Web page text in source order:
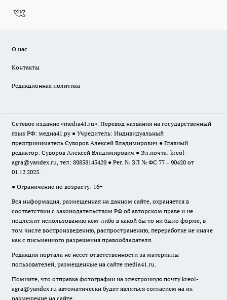
О нас
Контакты
Редакционная политика
Сетевое издание «media41.ru». Перевод названия на государственный
язык РФ: медиа41.ру ● Учредитель: Индивидуальный
предприниматель Суворов Алексей Владимирович ● Главный
редактор: Суворов Алексей Владимирович ● Эл.почта: kreol-
agra@yandex.ru, тел: 89858143429 ● Рег. № ЭЛ № ФС 77 – 90420 от
01.12.2025.
● Ограничение по возрасту: 16+
Вся информация, размещенная на данном сайте, охраняется в
соответствии с законодательством РФ об авторском праве и не
подлежит использованию кем-либо в какой бы то ни было форме, в
том числе воспроизведению, распространению, переработке не иначе
как с письменного разрешения правообладателя.
Редакция портала не несет ответственности за материалы
пользователей, размещенные на сайте media41.ru.
Помните, что отправка фотографии на электронную почту kreol-
agra@yandex.ru автоматически будет являться согласием на их
размещение на сайте.